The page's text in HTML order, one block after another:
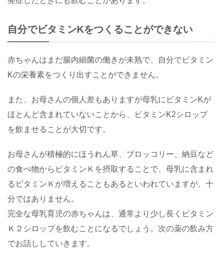
自分でビタミンKをつくることができない
赤ちゃんはまだ腸内細菌の働きが未熟で、自分でビタミン
Kの栄養素をつくり出すことができません。
また、お母さんの個人差もありますが母乳にビタミンKが
ほとんど含まれていないことから、ビタミンK2シロップ
を飲ませることが大切です。
お母さんが積極的にほうれん草、ブロッコリー、納豆など
の食べ物からビタミンＫを摂取することで、母乳に含まれ
るビタミンＫが増えることもあるといわれていますが、十
分ではありません。
完全な母乳育児の赤ちゃんは、通常より少し長くビタミン
Ｋ２シロップを飲むことになるでしょう。次の薬の飲み方
でお話ししていきます。